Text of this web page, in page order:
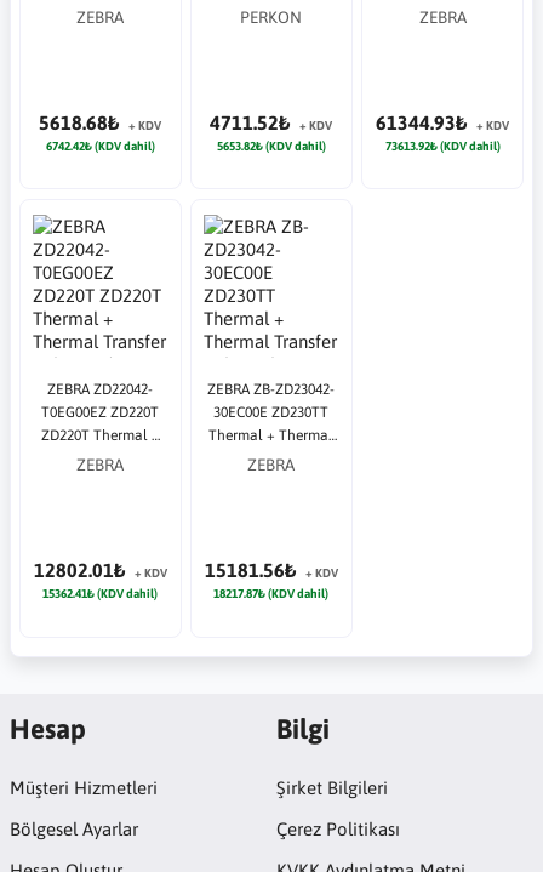
Ayaklı Barkod
ZEBRA
5618.68₺
+ KDV
6742.42₺ (KDV dahil)
Barkod Okuyucu
PERKON
4711.52₺
+ KDV
5653.82₺ (KDV dahil)
Transfer Seri + Usb +
ZEBRA
61344.93₺
+ KDV
73613.92₺ (KDV dahil)
ZEBRA ZD22042-
T0EG00EZ ZD220T
ZD220T Thermal +
Thermal Transfer
ZEBRA
12802.01₺
+ KDV
15362.41₺ (KDV dahil)
ZEBRA ZB-ZD23042-
30EC00E ZD230TT
Thermal + Thermal
Transfer Usb +
ZEBRA
15181.56₺
+ KDV
18217.87₺ (KDV dahil)
Hesap
Müşteri Hizmetleri
Bölgesel Ayarlar
Bilgi
Şirket Bilgileri
Çerez Politikası